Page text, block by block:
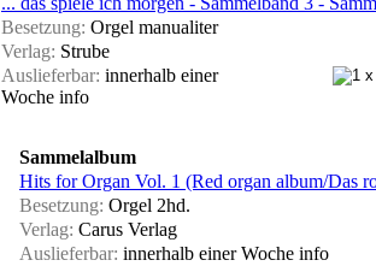
Besetzung: Orgel manualiter
Verlag: Strube
Auslieferbar: innerhalb einer
Woche info
Sammelalbum
Hits for Organ Vol. 1 (Red organ album/Das
Besetzung: Orgel 2hd.
Verlag: Carus Verlag
Auslieferbar: innerhalb einer Woche info